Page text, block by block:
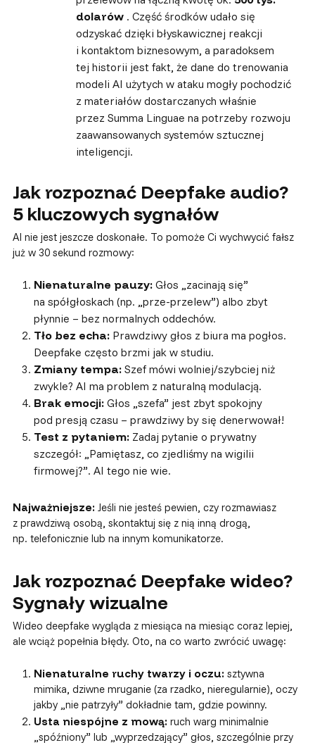
dolarów. Część środków udało się
odzyskać dzięki błyskawicznej reakcji
i kontaktom biznesowym, a paradoksem
tej historii jest fakt, że dane do trenowania
modeli AI użytych w ataku mogły pochodzić
z materiałów dostarczanych właśnie
przez Summa Linguae na potrzeby rozwoju
zaawansowanych systemów sztucznej
inteligencji.
Jak rozpoznać Deepfake audio?
5 kluczowych sygnałów
AI nie jest jeszcze doskonałe. To pomoże Ci wychwycić fałsz
już w 30 sekund rozmowy:
Nienaturalne pauzy:Głos „zacinają się”
na spółgłoskach (np. „prze-przelew”) albo zbyt
płynnie – bez normalnych oddechów.
Tło bez echa:Prawdziwy głos z biura ma pogłos.
Deepfake często brzmi jak w studiu.
Zmiany tempa:Szef mówi wolniej/szybciej niż
zwykle? AI ma problem z naturalną modulacją.
Brak emocji:Głos „szefa” jest zbyt spokojny
pod presją czasu – prawdziwy by się denerwował!
Test z pytaniem:Zadaj pytanie o prywatny
szczegół: „Pamiętasz, co zjedliśmy na wigilii
firmowej?”. AI tego nie wie.
Najważniejsze: Jeśli nie jesteś pewien, czy rozmawiasz
z prawdziwą osobą, skontaktuj się z nią inną drogą,
np. telefonicznie lub na innym komunikatorze.
Jak rozpoznać Deepfake wideo?
Sygnały wizualne
Wideo deepfake wygląda z miesiąca na miesiąc coraz lepiej,
ale wciąż popełnia błędy. Oto, na co warto zwrócić uwagę:
Nienaturalne ruchy twarzy i oczu: sztywna
mimika, dziwne mruganie (za rzadko, nieregularnie), oczy
jakby „nie patrzyły” dokładnie tam, gdzie powinny.
Usta niespójne z mową: ruch warg minimalnie
„spóźniony” lub „wyprzedzający” głos, szczególnie przy